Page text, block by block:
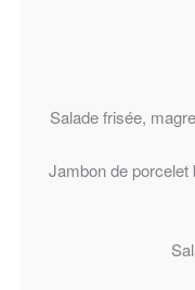
Salade frisée,
Jambon de porcelet